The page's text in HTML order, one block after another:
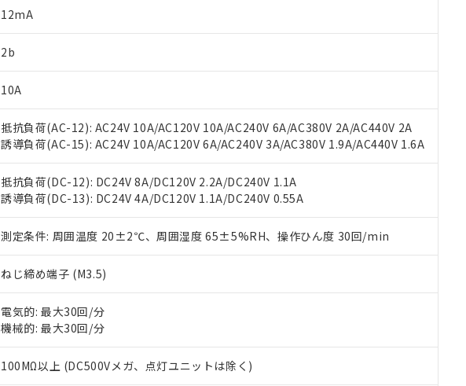
12mA
2b
10A
抵抗負荷(AC-12): AC24V 10A/AC120V 10A/AC240V 6A/AC380V 2A/AC440V 2A
誘導負荷(AC-15): AC24V 10A/AC120V 6A/AC240V 3A/AC380V 1.9A/AC440V 1.6A
抵抗負荷(DC-12): DC24V 8A/DC120V 2.2A/DC240V 1.1A
誘導負荷(DC-13): DC24V 4A/DC120V 1.1A/DC240V 0.55A
測定条件: 周囲温度 20±2℃、周囲湿度 65±5%RH、操作ひん度 30回/min
ねじ締め端子 (M3.5)
電気的: 最大30回/分
機械的: 最大30回/分
100MΩ以上 (DC500Vメガ、点灯ユニットは除く)
い。
正式な納期状況および標準価格はお客様のお取引先、またはお客様担当のオムロ
当社販売員にご相談ください。
オムロン制御機器販売店や当社販売拠点は「販売ネットワーク
」をご確認くだ
在庫状況および標準価格結果を当社の事前の承諾なく第三者に漏洩または開示し
す。
マイパーツ機能（部品リスト作成サービス）をご利用いただくには、I-Webメン
お客様が当ウェブサイト上で当社にご登録された部品リストについて、当社およ
が、当社の製品・サービスに関するお客様との取引・商談に必要な範囲で利用す
さい。
※当社の共同利用者とは、"個人情報の共同利用に関して"
の「1.共同利用者の
いる法人を指します。
但し、RoHS指令で産業用監視および制御機器に対する適用除外項目は除く。
※2 対応予定月
部品在庫の切り替え状況などにより、予定月が前後することがあります。
※3 非含有証明書ダウンロード
下記の非含有証明書をダウンロードすることができます。
EU RoHS指令（10物質）の非含有証明書
51物質の非含有証明書（当社基準）
※本証明書は発行日時点で非含有を証明するもので、過去に遡って非含有を証明するも
また、RoHS指令のフタル酸エステル類４物質の対応では、対応完了までの期間は出
混在することから備考欄に対応日を記載しておりました。
「○」：最大均質材料含有率が中国RoHSの基準値以下であることを示します。
「×」：最大均質材料含有率が中国RoHSの基準値を超えていることを示します。
*中国RoHS10物質の基準値 (GB/T26572)：
Pb(鉛) :1000ppm、 Hg(水銀) : 1000ppm、 Cd(カドミウム) : 100ppm、
Cr(Ⅵ)(六価クロム) : 1000ppm、 PBBs(ポリ臭化ビフェニル類) : 1000ppm、 PBDEs(ポリ臭化ジフェニルエーテ
DBP(フタル酸ジブチル) : 1000ppm、 DIBP(フタル酸ジイソブチル) : 1000ppm、 BBP(フタル酸ブチルベンジル)
DEHP(フタル酸ビス(2-エチルヘキシル)) : 1000ppm
※2 環境保護使用期限
「ｅ」：有害物質（10物質）のすべてが基準値以下であることを示します。
「10」：通常の使用状況下において有害物質が外部に漏えいし、環境に深刻な影響を及
味します。
当社は、これら貴社製品のうち、外国為替および外国貿易法に定める商品（以下｢
当社は貴社製品を、核兵器、ミサイル、化学兵器、生物兵器またはその他武器並
置等に一切使用いたしません。
当社は、貴社製品を第三者に販売する場合は、上記1、2および3の内容を当該第三
また当社は、販売先および販売に係わる関係者が違法に輸出するおそれがある場
たしません。
号
○ 一定数以上の在庫あり
△ 一定数には満たないが在庫あり
－
在庫なし(最新の在庫状況については、お客様のお取引先、またはお客様担当
機器販売店・当社販売員にご確認ください)
空
白
受注生産機種、また在庫状況の情報を公開していない機種